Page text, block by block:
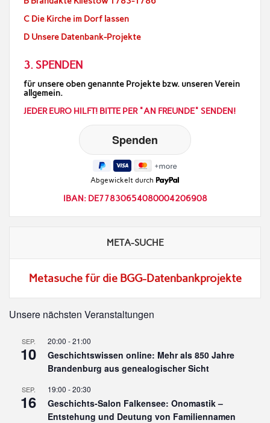
C Die Kirche im Dorf lassen
D Unsere Datenbank-Projekte
3. SPENDEN
für unsere oben genannte Projekte bzw. unseren Verein
allgemein.
JEDER EURO HILFT! BITTE PER "AN FREUNDE" SENDEN!
Abgewickelt durch
IBAN: DE77830654080004206908
META-SUCHE
Metasuche für die BGG-Datenbankprojekte
Unsere nächsten Veranstaltungen
SEP.
10
20:00 -21:00
Geschichtswissen online: Mehr als 850 Jahre
Brandenburg aus genealogischer Sicht
SEP.
16
19:00 -20:30
Geschichts-Salon Falkensee: Onomastik –
Entstehung und Deutung von Familiennamen